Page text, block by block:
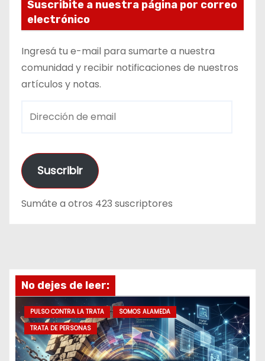
Suscribite a nuestra página por correo
electrónico
Ingresá tu e-mail para sumarte a nuestra
comunidad y recibir notificaciones de nuestros
artículos y notas.
e
c
i
e
e
m
a
i
Suscribir
Sumáte a otros 423 suscriptores
No dejes de leer:
PULSO CONTRA LA TRATA
SOMOS ALAMEDA
TRATA DE PERSONAS